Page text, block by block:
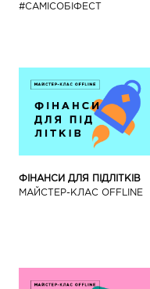
#САМІСОБІФЕСТ
ФІНАНСИ ДЛЯ ПІДЛІТКІВ
МАЙCТЕР-КЛАС OFFLINE